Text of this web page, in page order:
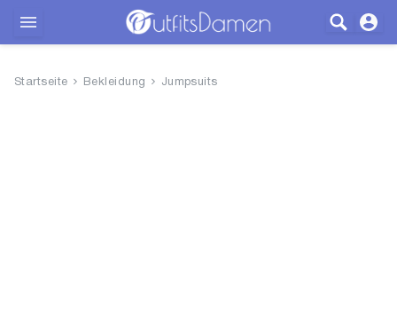
Startseite Bekleidung Jumpsuits